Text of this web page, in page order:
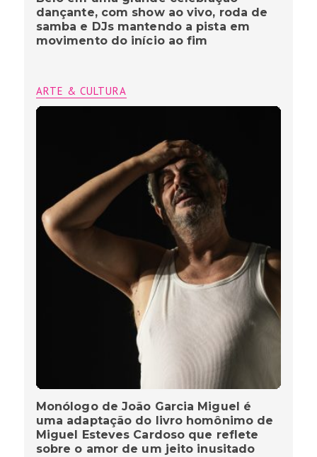
dançante, com show ao vivo, roda de
samba e DJs mantendo a pista em
movimento do início ao fim
ARTE & CULTURA
Monólogo de João Garcia Miguel é
uma adaptação do livro homônimo de
Miguel Esteves Cardoso que reflete
sobre o amor de um jeito inusitado